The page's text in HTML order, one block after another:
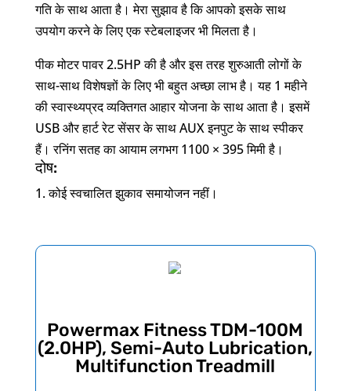
गति के साथ आता है। मेरा सुझाव है कि आपको इसके साथ
उपयोग करने के लिए एक स्टेबलाइजर भी मिलता है।
पीक मोटर पावर 2.5HP की है और इस तरह शुरुआती लोगों के
साथ-साथ विशेषज्ञों के लिए भी बहुत अच्छा लाभ है। यह 1 महीने
की स्वास्थ्यप्रद व्यक्तिगत आहार योजना के साथ आता है। इसमें
USB और हार्ट रेट सेंसर के साथ AUX इनपुट के साथ स्पीकर
हैं। रनिंग सतह का आयाम लगभग 1100 × 395 मिमी है।
दोष:
कोई स्वचालित झुकाव समायोजन नहीं।
Powermax Fitness TDM-100M
(2.0HP), Semi-Auto Lubrication,
Multifunction Treadmill